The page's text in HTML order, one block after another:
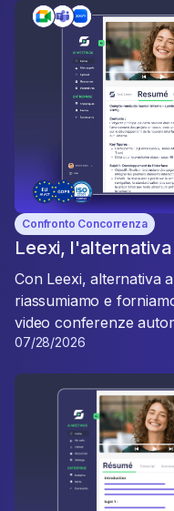
Confronto Concorrenza
Leexi,
Con Leexi, alternativa
riassumiamo e
video conferenze
07/28/2026